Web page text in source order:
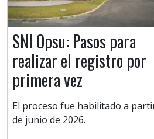
SNI Opsu: Pasos para
realizar el registro por
primera vez
El proceso fue habilitado a
de junio de 2026.